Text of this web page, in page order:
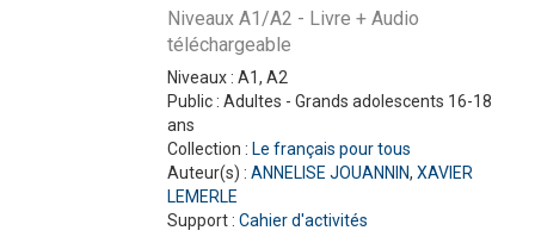
Niveaux A1/A2 - Livre + Audio
téléchargeable
Niveaux : A1, A2
Public : Adultes - Grands adolescents 16-18
ans
Collection : Le français pour tous
Auteur(s) : ANNELISE JOUANNIN, XAVIER
LEMERLE
Support : Cahier d'activités